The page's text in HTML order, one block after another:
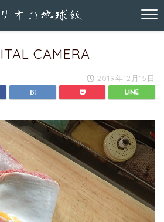
CAMERA
2019年12月15日